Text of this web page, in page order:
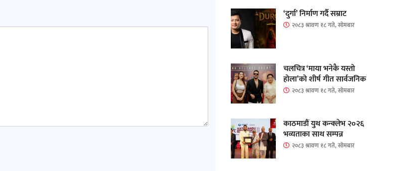
‘दुर्गा’ निर्माण गर्दै सम्राट
२०८३ श्रावण १८ गते, सोमबार
चलचित्र ‘माया भनेकै यस्तो
होला’को शीर्ष गीत सार्वजनिक
२०८३ श्रावण १८ गते, सोमबार
काठमाडौं युथ कन्क्लेभ २०२६
भव्यताका साथ सम्पन्न
२०८३ श्रावण १८ गते, सोमबार